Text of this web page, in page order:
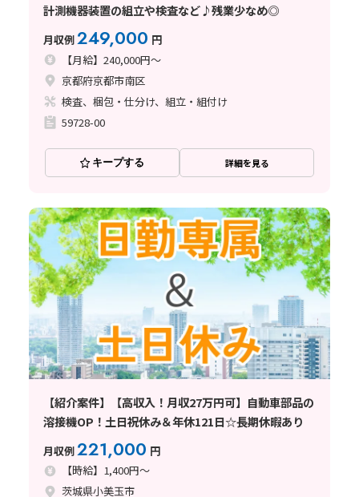
計測機器装置の組立や検査など♪残業少なめ◎
月収例249,000 円
【月給】240,000円～
京都府京都市南区
検査、梱包・仕分け、組立・組付け
59728-00
キープする 詳細を見る
【紹介案件】【高収入！月収27万円可】自動車部品の
溶接機OP！土日祝休み＆年休121日☆長期休暇あり
月収例221,000 円
【時給】1,400円～
茨城県小美玉市